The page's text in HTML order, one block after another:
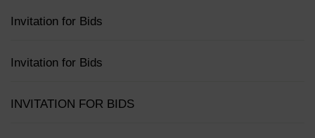
Invitation for Bids
Invitation for Bids
INVITATION FOR BIDS